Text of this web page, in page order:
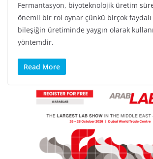
Fermantasyon, biyoteknolojik üretim
önemli bir rol oynar çünkü birçok
bileşiğin üretiminde yaygın olarak
yöntemdir.
Read More